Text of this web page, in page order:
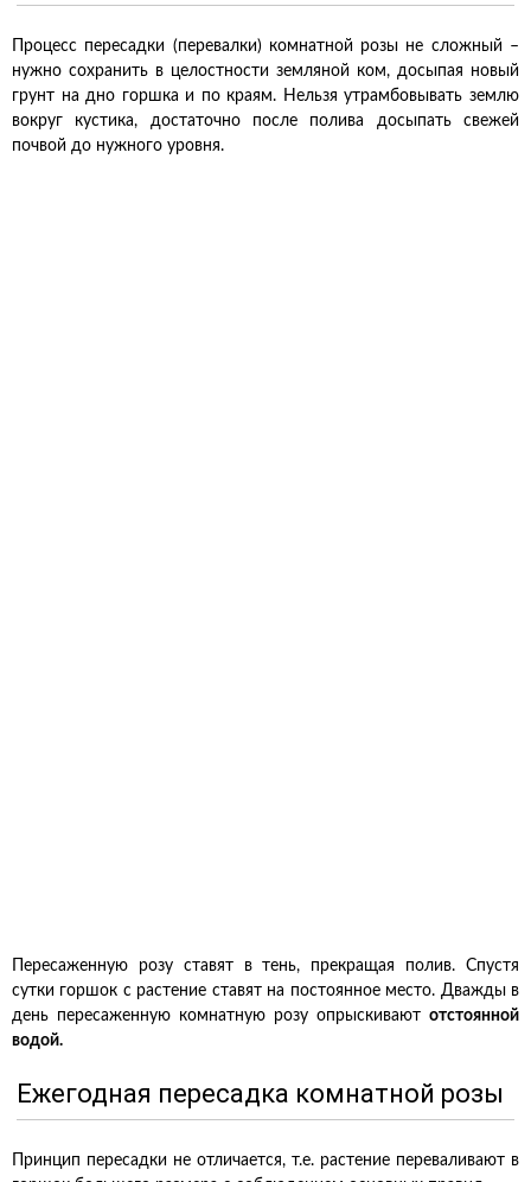
Процесс пересадки (перевалки) комнатной розы не сложный –
нужно сохранить в целостности земляной ком, досыпая новый
грунт на дно горшка и по краям. Нельзя утрамбовывать землю
вокруг кустика, достаточно после полива досыпать свежей
почвой до нужного уровня.
Пересаженную розу ставят в тень, прекращая полив. Спустя
сутки горшок с растение ставят на постоянное место. Дважды в
день пересаженную комнатную розу опрыскивают отстоянной
водой.
Ежегодная пересадка комнатной розы
Принцип пересадки не отличается, т.е. растение переваливают в